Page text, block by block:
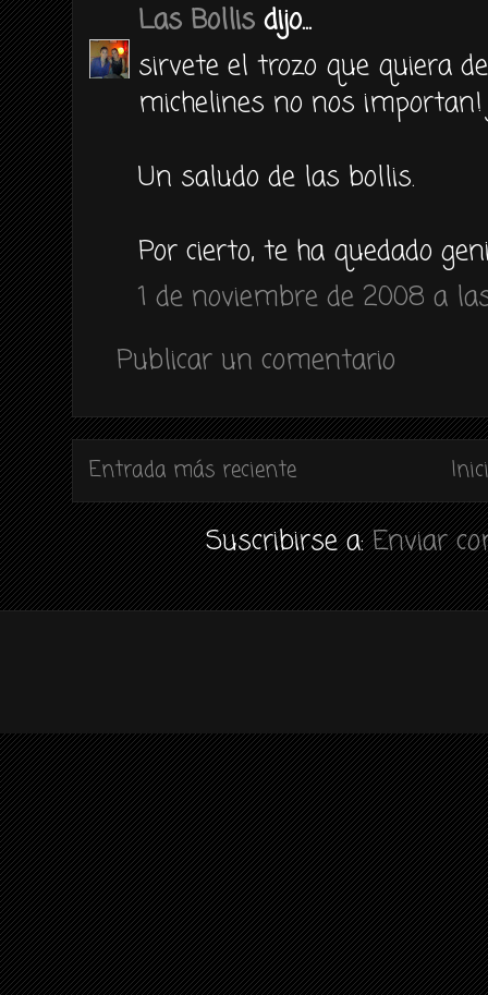
Las Bollis dijo...
sirvete el trozo que quiera
michelines no nos importan!
Un saludo de las bollis.
Por cierto, te ha quedado
1 de noviembre de 2008 a
Publicar un comentario
Entrada más reciente
Suscribirse a:Enviar